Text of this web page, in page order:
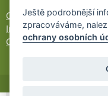
Ochrana osobních údajů
Informace UKZÚZ
Cookies
Ještě podrobnější
zpracováváme,
ochrany osobních